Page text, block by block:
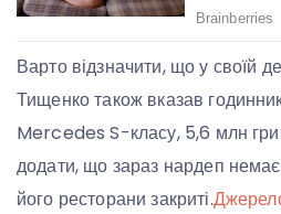
Варто відзначити, що у своїй
Тищенко також вказав
Mercedes S-класу, 5,6 млн
додати, що зараз нардеп немає
його ресторани закриті.